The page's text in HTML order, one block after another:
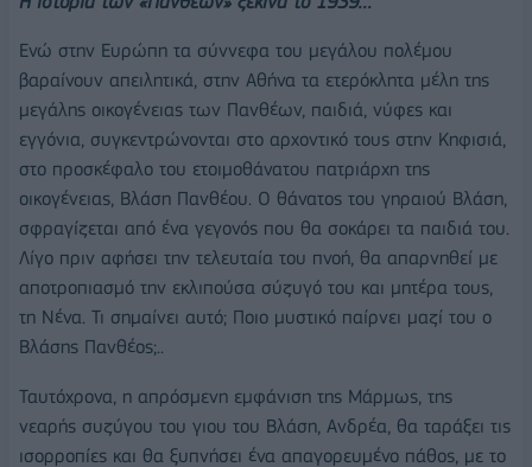
Ενώ στην Ευρώπη τα σύννεφα του μεγάλου πολέμου
βαραίνουν απειλητικά, στην Αθήνα τα ετερόκλητα μέλη της
μεγάλης οικογένειας των Πανθέων, παιδιά, νύφες και
εγγόνια, συγκεντρώνονται στο αρχοντικό τους στην Κηφισιά,
στο προσκέφαλο του ετοιμοθάνατου πατριάρχη της
οικογένειας, Βλάση Πανθέου. Ο θάνατος του γηραιού Βλάση,
σφραγίζεται από ένα γεγονός που θα σοκάρει τα παιδιά του.
Λίγο πριν αφήσει την τελευταία του πνοή, θα απαρνηθεί με
αποτροπιασμό την εκλιπούσα σύζυγό του και μητέρα τους,
τη Νένα. Τι σημαίνει αυτό; Ποιο μυστικό παίρνει μαζί του ο
Βλάσης Πανθέος;..
Ταυτόχρονα, η απρόσμενη εμφάνιση της Μάρμως, της
νεαρής συζύγου του γιου του Βλάση, Ανδρέα, θα ταράξει τις
ισορροπίες και θα ξυπνήσει ένα απαγορευμένο πάθος, με το